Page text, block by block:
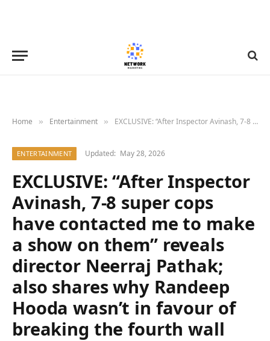
Home » Entertainment » EXCLUSIVE: “After Inspector Avinash, 7-8 super cops have contacted me to make a show on them” reveals director Neerraj Pathak; also shares why Randeep Hooda wasn’t in favour of breaking the fourth wall
ENTERTAINMENT Updated: May 28, 2026
EXCLUSIVE: “After Inspector
Avinash, 7-8 super cops
have contacted me to make
a show on them” reveals
director Neerraj Pathak;
also shares why Randeep
Hooda wasn’t in favour of
breaking the fourth wall